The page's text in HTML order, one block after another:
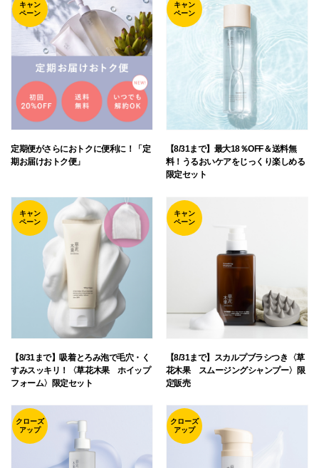
キャン
ペーン
定期便がさらにおトクに便利に！「定
期お届けおトク便」
キャン
ペーン
【8/31まで】最大18％OFF＆送料無
料！うるおいケアをじっくり楽しめる
限定セット
キャン
ペーン
【8/31まで】吸着とろみ泡で毛穴・く
すみスッキリ！〈草花木果 ホイップ
フォーム〉限定セット
キャン
ペーン
【8/31まで】スカルプブラシつき〈草
花木果 スムージングシャンプー〉限
定販売
クローズ
アップ
クローズ
アップ